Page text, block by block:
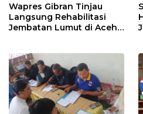
Wapres Gibran Tinjau
Langsung Rehabilitasi
Jembatan Lumut di Aceh